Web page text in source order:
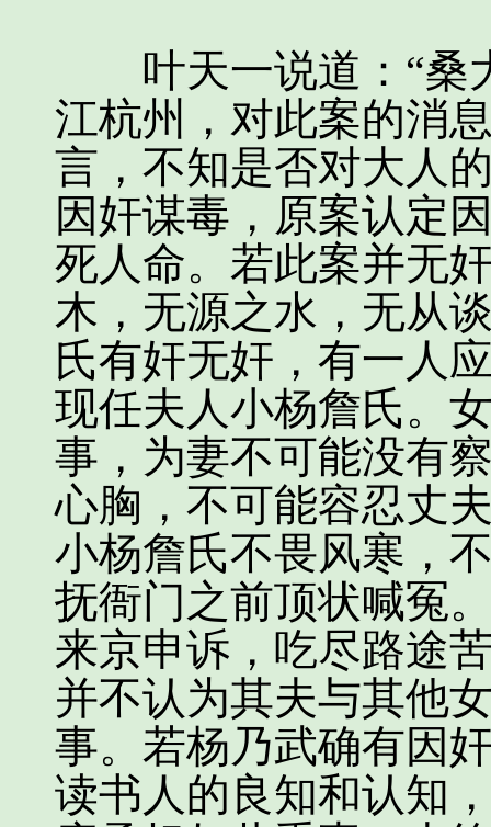
叶天一说道：“桑
江杭州，对此案的消
言，不知是否对大人
因奸谋毒，原案认定
死人命。若此案并无
木，无源之水，无从
氏有奸无奸，有一人
现任夫人小杨詹氏。
事，为妻不可能没有
心胸，不可能容忍丈
小杨詹氏不畏风寒，
抚衙门之前顶状喊冤
来京申诉，吃尽路途
并不认为其夫与其他
事。若杨乃武确有因
读书人的良知和认知